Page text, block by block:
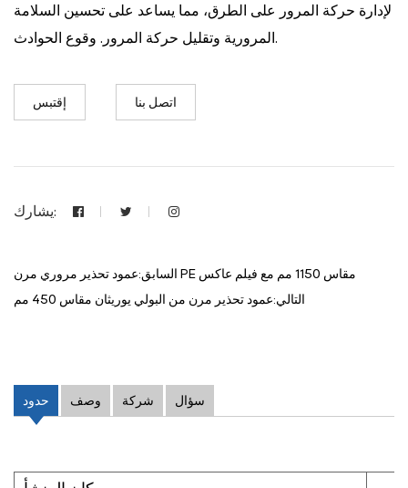
لإدارة حركة المرور على الطرق، مما يساعد على تحسين السلامة
المرورية وتقليل حركة المرور. وقوع الحوادث.
إقتبس اتصل بنا
يشارك:
السابق:عمود تحذير مروري مرن PE مقاس 1150 مم مع فيلم عاكس
التالي:عمود تحذير مرن من البولي يوريثان مقاس 450 مم
حدود وصف شركة سؤال